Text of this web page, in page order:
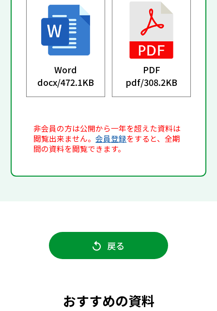
Word
docx/472.1KB
PDF
pdf/308.2KB
非会員の方は公開から一年を超えた資料は
閲覧出来ません。会員登録をすると、全期
間の資料を閲覧できます。
戻る
おすすめの資料